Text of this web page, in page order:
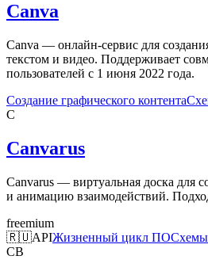
Canva
Canva — онлайн-сервис для
текстом и видео. Поддерживает
пользователей с 1 июня 2022 года.
Создание графического контента
C
Canvarus
Canvarus — виртуальная доска для
и анимацию взаимодействий.
freemium
🇷🇺APIЖизненный цикл ПО
CB